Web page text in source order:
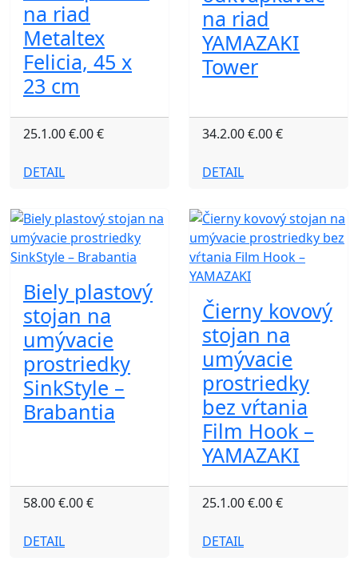
na riad
Metaltex
Felicia, 45 x
23 cm
25.1.00 €.00 €
DETAIL
na riad
YAMAZAKI
Tower
34.2.00 €.00 €
DETAIL
Biely plastový
stojan na
umývacie
prostriedky
SinkStyle –
Brabantia
58.00 €.00 €
DETAIL
Čierny kovový
stojan na
umývacie
prostriedky
bez vŕtania
Film Hook –
YAMAZAKI
25.1.00 €.00 €
DETAIL